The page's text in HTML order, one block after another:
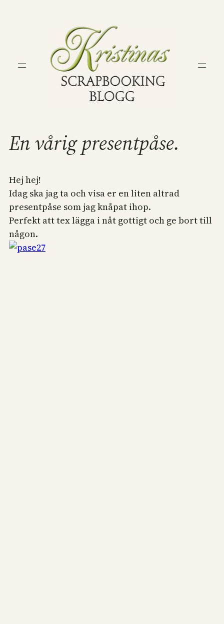
En vårig presentpåse.
Hej hej!
Idag ska jag ta och visa er en liten altrad
presentpåse som jag knåpat ihop.
Perfekt att tex lägga i nåt gottigt och ge bort till
någon.